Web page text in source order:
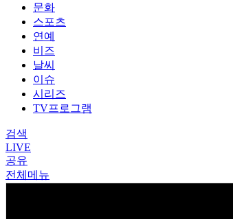
문화
스포츠
연예
비즈
날씨
이슈
시리즈
TV프로그램
검색
LIVE
공유
전체메뉴